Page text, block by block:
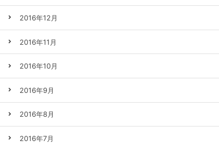
2016年12月
2016年11月
2016年10月
2016年9月
2016年8月
2016年7月